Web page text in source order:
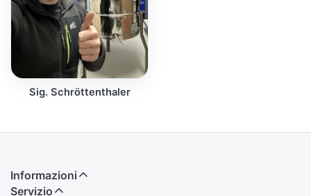
Sig. Schröttenthaler
Informazioni
Servizio